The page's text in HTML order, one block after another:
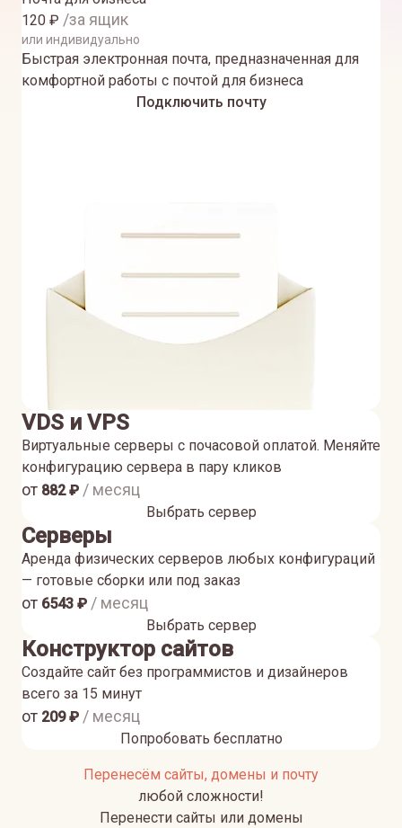
120 ₽ /за ящик
или индивидуально
Быстрая электронная почта, предназначенная для
комфортной работы с почтой для бизнеса
Подключить почту
VDS и VPS
Виртуальные серверы с почасовой оплатой. Меняйте
конфигурацию сервера в пару кликов
от 882₽ / месяц
Выбрать сервер
Серверы
Аренда физических серверов любых конфигураций
— готовые сборки или под заказ
от 6543 ₽ / месяц
Выбрать сервер
Конструктор сайтов
Создайте сайт без программистов и дизайнеров
всего за 15 минут
от 209₽ / месяц
Попробовать бесплатно
Перенесём сайты, домены и почту
любой сложности!
Перенести сайты или домены